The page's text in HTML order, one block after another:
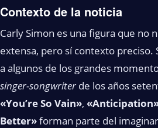
Contexto de la noticia
Carly Simon es una figura que no
extensa, pero sí contexto preciso.
a algunos de los grandes
singer-songwriterde los años
«You’re So Vain»,
Better»forman parte del